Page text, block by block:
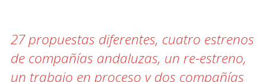
27 propuestas diferentes, cuatro estrenos
de compañías andaluzas, un re-estreno,
un trabajo en proceso y dos compañías